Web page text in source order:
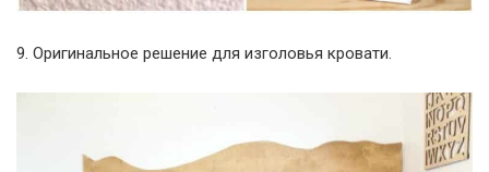
9. Оригинальное решение для изголовья кровати.